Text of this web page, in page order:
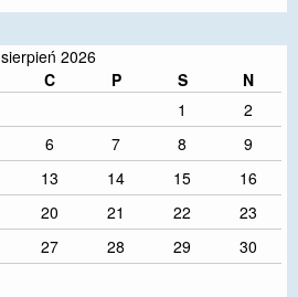
sierpień 2026
C P S
N
1
2
6 7 8
9
13 14 15
16
20 21 22
23
27 28 29
30